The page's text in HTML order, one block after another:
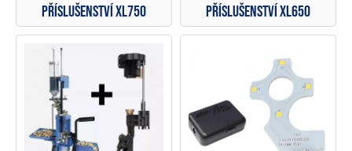
Příslušenství XL750 Příslušenství XL650